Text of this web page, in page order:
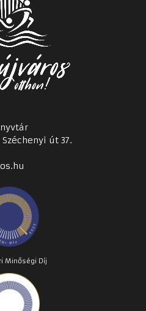
út 37.
Minőségi Díj